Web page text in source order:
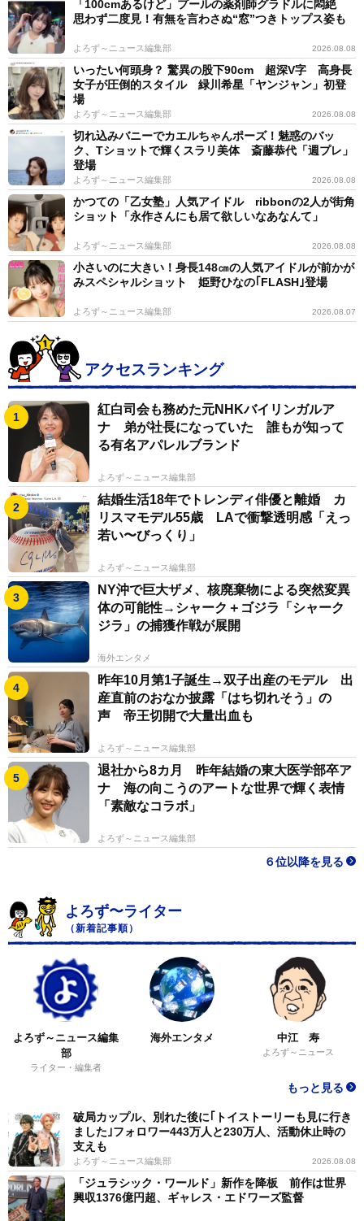
「100cmあるけど」プールの薬剤師グラドルに悶絶
思わず二度見！有無を言わさぬ“窓”つきトップス姿も
よろず～ニュース編集部 2026.08.08
いったい何頭身？ 驚異の股下90cm 超深V字 高身長
女子が圧倒的スタイル 緑川希星「ヤンジャン」初登
場
よろず～ニュース編集部 2026.08.08
切れ込みバニーでカエルちゃんポーズ！魅惑のバッ
ク、Tショットで輝くスラリ美体 斎藤恭代「週プレ」
登場
よろず～ニュース編集部 2026.08.08
かつての「乙女塾」人気アイドル ribbonの2人が街角
ショット「永作さんにも居て欲しいなあなんて」
よろず～ニュース編集部 2026.08.08
小さいのに大きい！身長148㎝の人気アイドルが前かが
みスペシャルショット 姫野ひなの｢FLASH｣登場
よろず～ニュース編集部 2026.08.07
アクセスランキング
紅白司会も務めた元NHKバイリンガルア
ナ 弟が社長になっていた 誰もが知って
る有名アパレルブランド
よろず～ニュース編集部
結婚生活18年でトレンディ俳優と離婚 カ
リスマモデル55歳 LAで衝撃透明感「えっ
若い〜びっくり」
よろず～ニュース編集部
NY沖で巨大ザメ、核廃棄物による突然変異
体の可能性→シャーク＋ゴジラ「シャーク
ジラ」の捕獲作戦が展開
海外エンタメ
昨年10月第1子誕生→双子出産のモデル 出
産直前のおなか披露「はち切れそう」の
声 帝王切開で大量出血も
よろず～ニュース編集部
退社から8カ月 昨年結婚の東大医学部卒ア
ナ 海の向こうのアートな世界で輝く表情
「素敵なコラボ」
よろず～ニュース編集部
６位以降を見る
よろず〜ライター
（新着記事順）
よろず～ニュース編集
部
ライター・編集者
海外エンタメ 中江 寿
よろず～ニュース
もっと見る
破局カップル、別れた後に｢トイストーリーも見に行き
ました｣フォロワー443万人と230万人、活動休止時の
支えも
よろず～ニュース編集部 2026.08.08
「ジュラシック・ワールド」新作を降板 前作は世界
興収1376億円超、ギャレス・エドワーズ監督